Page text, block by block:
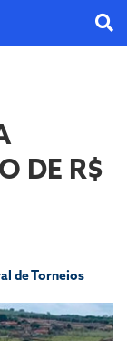
DE R$
de Torneios